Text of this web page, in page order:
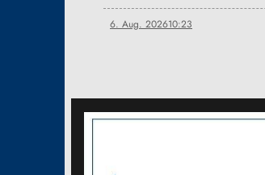
6. Aug. 202610:23